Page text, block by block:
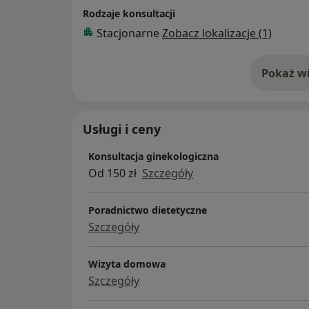
Rodzaje konsultacji
Stacjonarne Zobacz lokalizacje (1)
Pokaż o
Usługi i ceny
Konsultacja ginekologiczna
Od 150 zł Szczegóły
Poradnictwo dietetyczne
Szczegóły
Wizyta domowa
Szczegóły